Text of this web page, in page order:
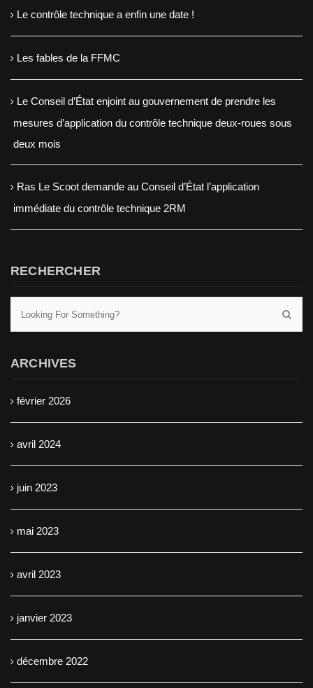
Le contrôle technique a enfin une date !
Les fables de la FFMC
Le Conseil d’État enjoint au gouvernement de prendre les
mesures d’application du contrôle technique deux-roues sous
deux mois
Ras Le Scoot demande au Conseil d’État l’application
immédiate du contrôle technique 2RM
RECHERCHER
ARCHIVES
février 2026
avril 2024
juin 2023
mai 2023
avril 2023
janvier 2023
décembre 2022